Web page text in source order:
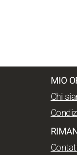
MIO
Chi